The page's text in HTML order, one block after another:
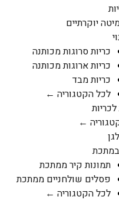
יוקרתיים
כריות סרוגות מכותנה
כריות ארוגות מכותנה
כריות מבד
לכל הקטגוריה ←
←
תמונות קיר ממתכת
פסלים שולחניים ממתכת
לכל הקטגוריה ←